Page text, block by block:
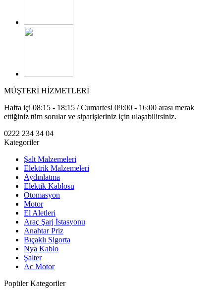
MÜŞTERİ HİZMETLERİ
Hafta içi 08:15 - 18:15 / Cumartesi 09:00 - 16:00 arası merak
ettiğiniz tüm sorular ve siparişleriniz için ulaşabilirsiniz.
0222 234 34 04
Kategoriler
Şalt Malzemeleri
Elektrik Malzemeleri
Aydınlatma
Elektik Kablosu
Otomasyon
Motor
El Aletleri
Araç Şarj İstasyonu
Anahtar Priz
Bıçaklı Sigorta
Nya Kablo
Şalter
Ac Motor
Popüler Kategoriler